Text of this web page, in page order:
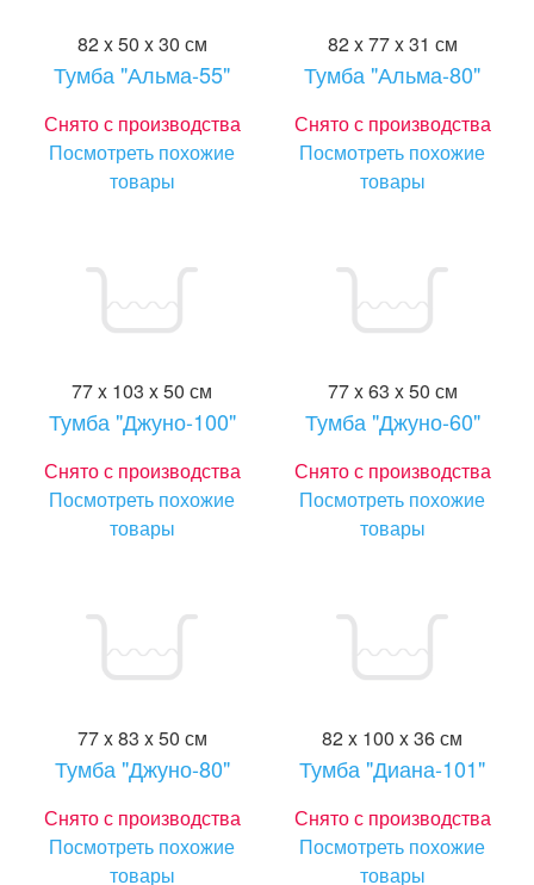
82 x 50 x 30 см
Тумба "Альма-55"
Снято с производства
Посмотреть похожие
товары
82 x 77 x 31 см
Тумба "Альма-80"
Снято с производства
Посмотреть похожие
товары
77 x 103 x 50 см
Тумба "Джуно-100"
Снято с производства
Посмотреть похожие
товары
77 x 63 x 50 см
Тумба "Джуно-60"
Снято с производства
Посмотреть похожие
товары
77 x 83 x 50 см
Тумба "Джуно-80"
Снято с производства
Посмотреть похожие
товары
82 x 100 x 36 см
Тумба "Диана-101"
Снято с производства
Посмотреть похожие
товары